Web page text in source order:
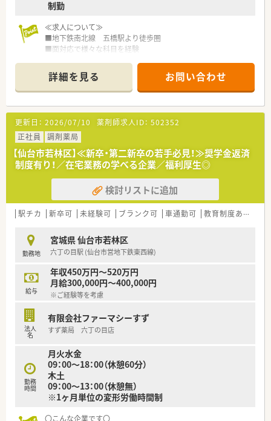
制勤
≪求人について≫
■地下鉄南北線 五橋駅より徒歩圏
■面対応で様々な科目を経験
■週休2日でメリハリのある働き方
■仙台駅近隣の店舗へヘルプ対応が可能な方歓迎♪
≪薬局について≫
◎平日は19:00まで営業と比較的遅めですが、シフト制で対応し
ております！
◎門前を持たない店舗のため、様々な医療機関からの処方箋をご
経験いただけます♪
◎店内は広く薬店のような雰囲気。健康相談や飲み合わせなど
のご相談も受けております！
■□■企業について■□■
仙台市内に本社を置き、宮城県を中心に他東北エリアにも店舗展
開されている地場の調剤薬局です。
徴です。
他の方と協力して業務に取組める方歓迎です！
詳細を見る お問い合わせ
更新日： 2026/07/10 薬剤師求人ID： 502352
正社員
調剤薬局
【仙台市若林区】≪新卒・第二新卒の若手必見！≫奨学金返済
制度有り！／在宅業務の学べる企業／福利厚生◎
検討リストに追加
駅チカ 新卒可 未経験可 ブランク可 車通勤可 教育制度あり
勤務地
宮城県 仙台市若林区
六丁の目駅 (仙台市営地下鉄東西線)
給与
年収450万円～520万円
月給300,000円～400,000円
※ご経験等を考慮
法人
名
有限会社ファーマシーすず
すず薬局 六丁の目店
勤務
時間
月火水金
09：00～18：00（休憩60分）
木土
09：00～13：00（休憩無）
※1ヶ月単位の変形労働時間制
〇こんな企業です〇